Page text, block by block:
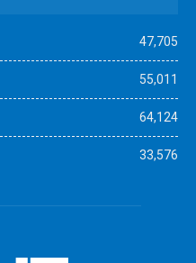
47,705
55,011
64,124
33,576